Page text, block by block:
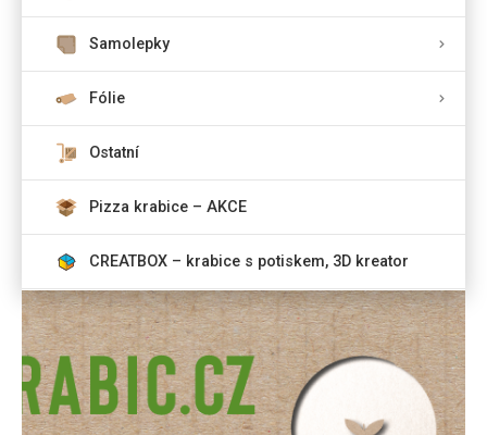
Samolepky
Fólie
Ostatní
Pizza krabice – AKCE
CREATBOX – krabice s potiskem, 3D kreator